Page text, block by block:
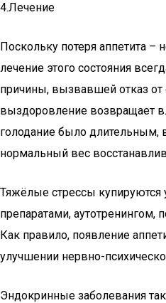
4.Лечение
Поскольку потеря аппетита –
лечение этого состояния
причины, вызвавшей отказ
выздоровление возвращает
голодание было длительным,
нормальный вес
Тяжёлые стрессы
препаратами, аутотренингом,
Как правило, появление
улучшении нервно-
Эндокринные заболевания